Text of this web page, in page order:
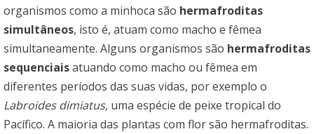
organismos como a minhoca são hermafroditas
simultâneos, isto é, atuam como macho e fêmea
simultaneamente. Alguns organismos são hermafroditas
sequenciaisatuando como macho ou fêmea em
diferentes períodos das suas vidas, por exemplo o
Labroides dimiatus, uma espécie de peixe tropical do
Pacífico. A maioria das plantas com flor são hermafroditas.